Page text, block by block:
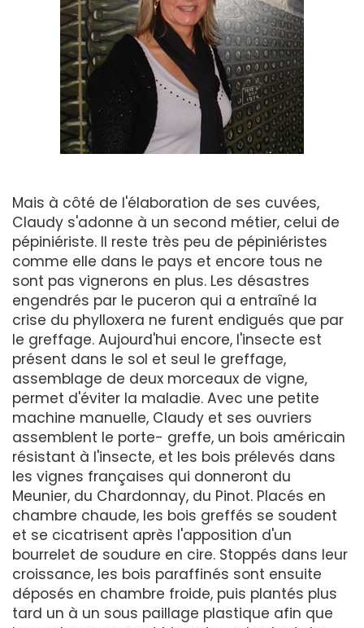
Mais à côté de l'élaboration de ses cuvées,
Claudy s'adonne à un second métier, celui de
pépiniériste. Il reste très peu de pépiniéristes
comme elle dans le pays et encore tous ne
sont pas vignerons en plus. Les désastres
engendrés par le puceron qui a entraîné la
crise du phylloxera ne furent endigués que par
le greffage. Aujourd'hui encore, l'insecte est
présent dans le sol et seul le greffage,
assemblage de deux morceaux de vigne,
permet d'éviter la maladie. Avec une petite
machine manuelle, Claudy et ses ouvriers
assemblent le porte- greffe, un bois américain
résistant à l'insecte, et les bois prélevés dans
les vignes françaises qui donneront du
Meunier, du Chardonnay, du Pinot. Placés en
chambre chaude, les bois greffés se soudent
et se cicatrisent après l'apposition d'un
bourrelet de soudure en cire. Stoppés dans leur
croissance, les bois paraffinés sont ensuite
déposés en chambre froide, puis plantés plus
tard un à un sous paillage plastique afin que